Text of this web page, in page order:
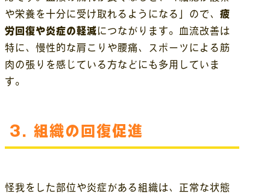
や栄養を十分に受け取れるようになる」ので、 疲
労回復や炎症の軽減につながります。血流改善は
特に、慢性的な肩こりや腰痛、スポーツによる筋
肉の張りを感じている方などにも多用していま
す。
3. 組織の回復促進
怪我をした部位や炎症がある組織は、正常な状態